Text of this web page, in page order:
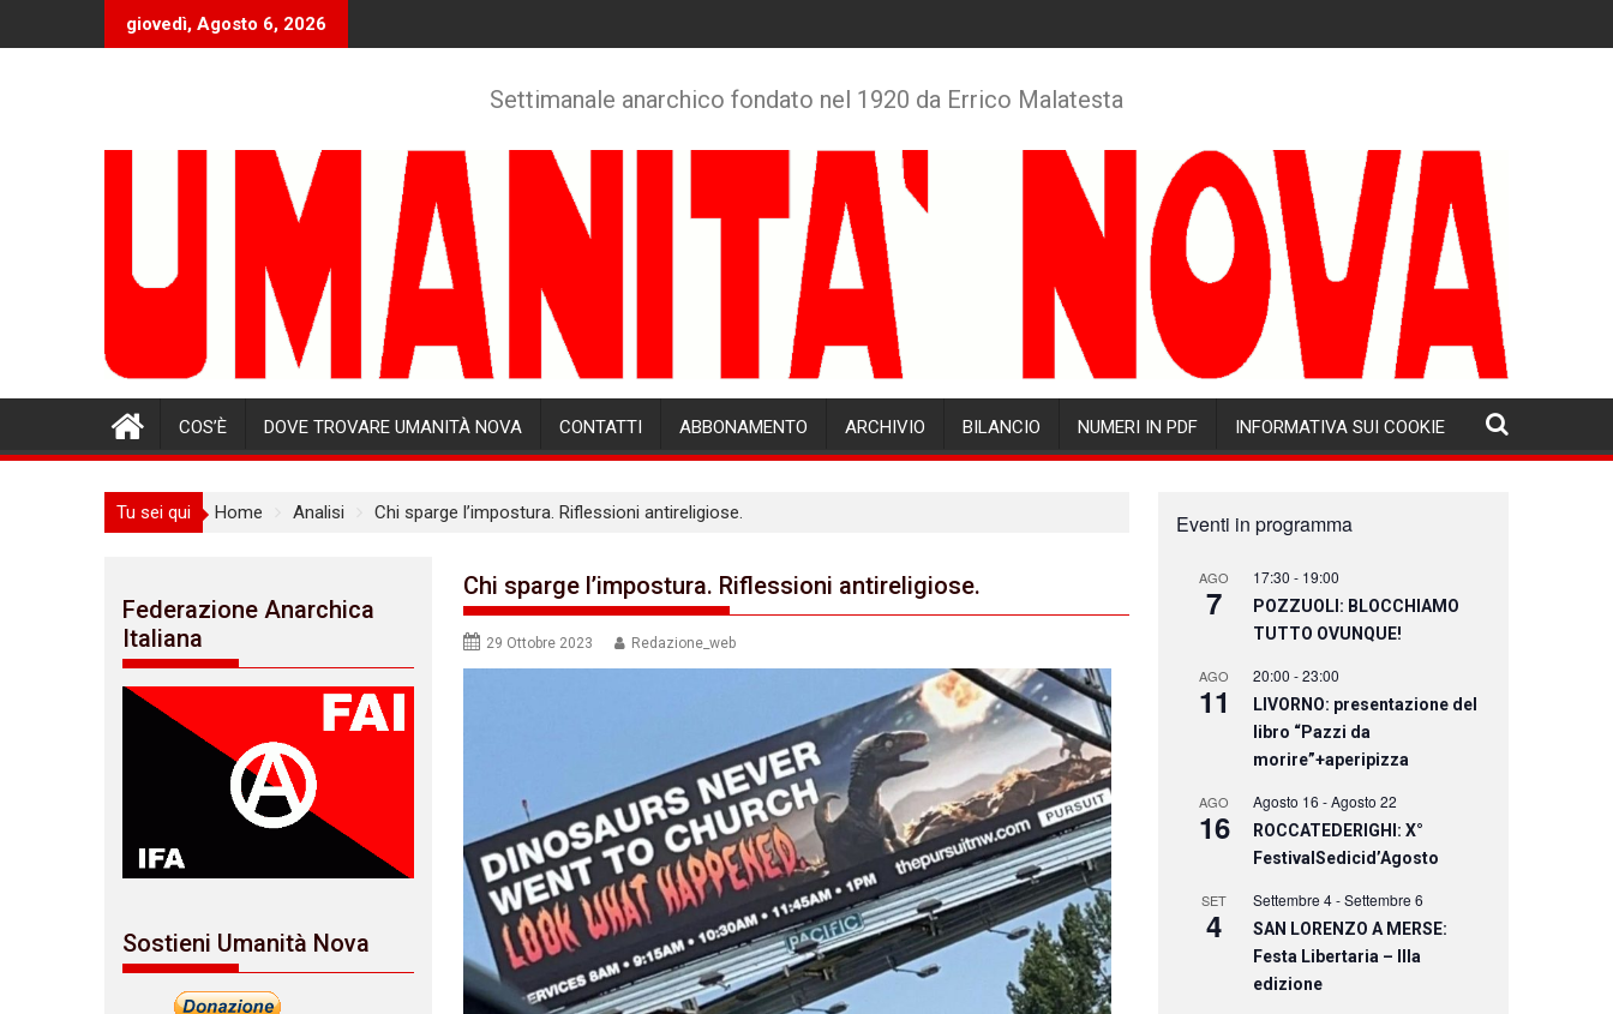
giovedì, Agosto 6, 2026
Settimanale anarchico fondato nel 1920 da Errico Malatesta
COS’È DOVE TROVARE UMANITÀ NOVA CONTATTI ABBONAMENTO ARCHIVIO BILANCIO NUMERI IN PDF INFORMATIVA SUI COOKIE
Tu sei qui Home Analisi Chi sparge l’impostura. Riflessioni antireligiose.
Chi sparge l’impostura. Riflessioni antireligiose.
29 Ottobre 2023 Redazione_web
Federazione Anarchica
Italiana
Sostieni Umanità Nova
Eventi in programma
AGO
7
17:30 - 19:00
POZZUOLI: BLOCCHIAMO
TUTTO OVUNQUE!
AGO
11
20:00 -23:00
LIVORNO: presentazione del
libro “Pazzi da
morire”+aperipizza
AGO
16
Agosto 16 -Agosto 22
ROCCATEDERIGHI: X°
FestivalSedicid’Agosto
SET
4
Settembre 4-Settembre 6
SAN LORENZO A MERSE:
Festa Libertaria – IIIa
edizione